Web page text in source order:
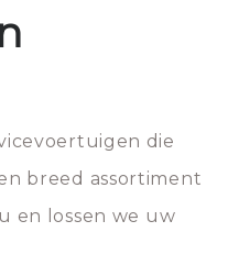
die
breed assortiment
en lossen we uw